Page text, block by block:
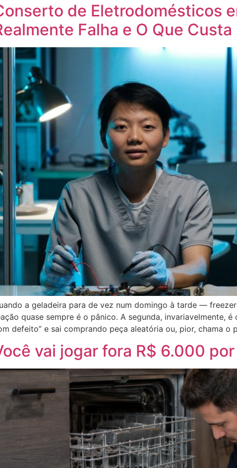
de Eletrodomésticos
Falha e O Que
a geladeira para de vez num domingo à tarde —
quase sempre é o pânico. A segunda, invariavelmente,
defeito” e sai comprando peça aleatória ou, pior, chama o
vai jogar fora R$ 6.000